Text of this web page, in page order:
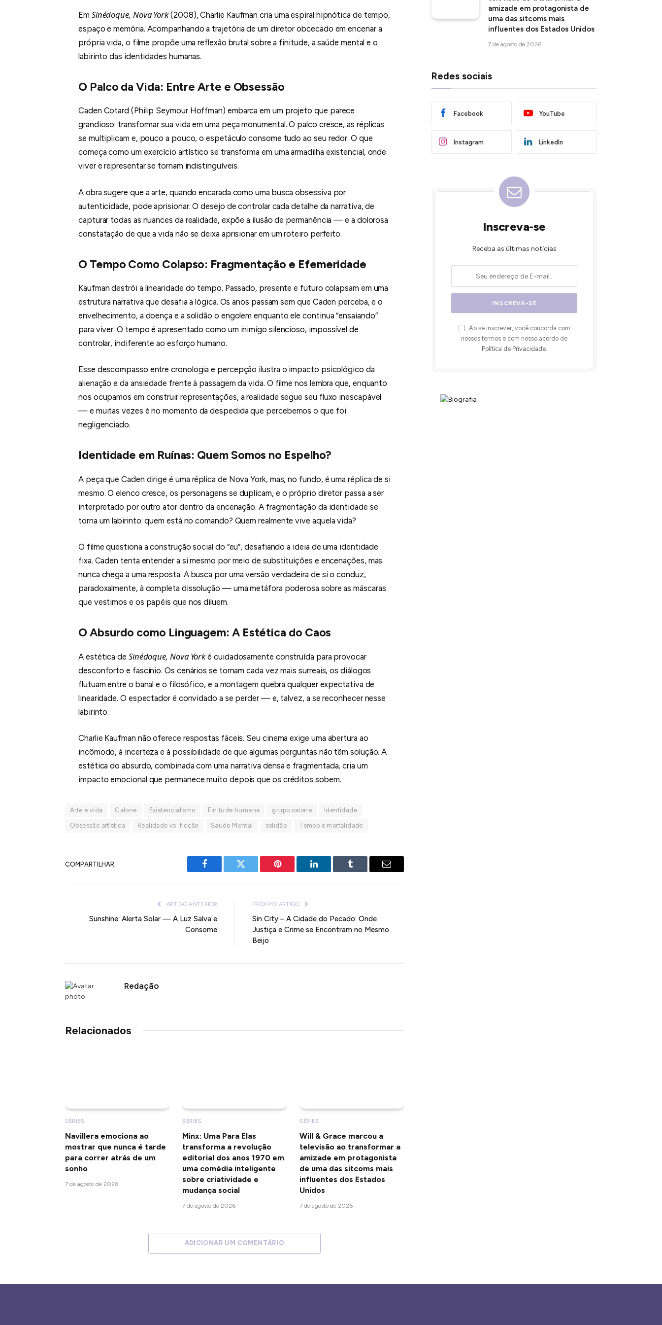
Em Sinédoque, Nova York(2008), Charlie Kaufman cria uma espiral hipnótica de tempo,
espaço e memória. Acompanhando a trajetória de um diretor obcecado em encenar a
própria vida, o filme propõe uma reflexão brutal sobre a finitude, a saúde mental e o
labirinto das identidades humanas.
O Palco da Vida: Entre Arte e Obsessão
Caden Cotard (Philip Seymour Hoffman) embarca em um projeto que parece
grandioso: transformar sua vida em uma peça monumental. O palco cresce, as réplicas
se multiplicam e, pouco a pouco, o espetáculo consome tudo ao seu redor. O que
começa como um exercício artístico se transforma em uma armadilha existencial, onde
viver e representar se tornam indistinguíveis.
A obra sugere que a arte, quando encarada como uma busca obsessiva por
autenticidade, pode aprisionar. O desejo de controlar cada detalhe da narrativa, de
capturar todas as nuances da realidade, expõe a ilusão de permanência — e a dolorosa
constatação de que a vida não se deixa aprisionar em um roteiro perfeito.
O Tempo Como Colapso: Fragmentação e Efemeridade
Kaufman destrói a linearidade do tempo. Passado, presente e futuro colapsam em uma
estrutura narrativa que desafia a lógica. Os anos passam sem que Caden perceba, e o
envelhecimento, a doença e a solidão o engolem enquanto ele continua “ensaiando”
para viver. O tempo é apresentado como um inimigo silencioso, impossível de
controlar, indiferente ao esforço humano.
Esse descompasso entre cronologia e percepção ilustra o impacto psicológico da
alienação e da ansiedade frente à passagem da vida. O filme nos lembra que, enquanto
nos ocupamos em construir representações, a realidade segue seu fluxo inescapável
— e muitas vezes é no momento da despedida que percebemos o que foi
negligenciado.
Identidade em Ruínas: Quem Somos no Espelho?
A peça que Caden dirige é uma réplica de Nova York, mas, no fundo, é uma réplica de si
mesmo. O elenco cresce, os personagens se duplicam, e o próprio diretor passa a ser
interpretado por outro ator dentro da encenação. A fragmentação da identidade se
torna um labirinto: quem está no comando? Quem realmente vive aquela vida?
O filme questiona a construção social do “eu”, desafiando a ideia de uma identidade
fixa. Caden tenta entender a si mesmo por meio de substituições e encenações, mas
nunca chega a uma resposta. A busca por uma versão verdadeira de si o conduz,
paradoxalmente, à completa dissolução — uma metáfora poderosa sobre as máscaras
que vestimos e os papéis que nos diluem.
O Absurdo como Linguagem: A Estética do Caos
A estética de Sinédoque, Nova Yorké cuidadosamente construída para provocar
desconforto e fascínio. Os cenários se tornam cada vez mais surreais, os diálogos
flutuam entre o banal e o filosófico, e a montagem quebra qualquer expectativa de
linearidade. O espectador é convidado a se perder — e, talvez, a se reconhecer nesse
labirinto.
Charlie Kaufman não oferece respostas fáceis. Seu cinema exige uma abertura ao
incômodo, à incerteza e à possibilidade de que algumas perguntas não têm solução. A
estética do absurdo, combinada com uma narrativa densa e fragmentada, cria um
impacto emocional que permanece muito depois que os créditos sobem.
Arte e vida Calone Existencialismo Finitude humana grupo calone Identidade
Obsessão artística Realidade vs. ficção Saude Mental solidão Tempo e mortalidade
COMPARTILHAR.
Facebook Twitter Pinterest LinkedIn Tumblr
E-
ARTIGO ANTERIOR
Sunshine: Alerta Solar — A Luz Salva e
Consome
PRÓXIMO ARTIGO
Sin City – A Cidade do Pecado: Onde
Justiça e Crime se Encontram no Mesmo
Beijo
Redação
Relacionados
SÉRIES
Navillera emociona ao
mostrar que nunca é tarde
para correr atrás de um
sonho
7 de agosto de 2026
SÉRIES
Minx: Uma Para Elas
transforma a revolução
editorial dos anos 1970 em
uma comédia inteligente
sobre criatividade e
mudança social
7 de agosto de 2026
SÉRIES
Will & Grace marcou a
televisão ao transformar a
amizade em protagonista
de uma das sitcoms mais
influentes dos Estados
Unidos
7 de agosto de 2026
ADICIONAR UM COMENTÁRIO
amizade em protagonista de
uma das sitcoms mais
influentes dos Estados Unidos
7 de agosto de 2026
Redes sociais
Facebook YouTube
Instagram LinkedIn
Inscreva-se
Receba as últimas notícias
Ao se inscrever, você concorda com
nossos termos e com nosso acordo de
Política de Privacidade.